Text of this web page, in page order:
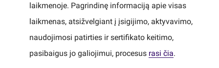
laikmenoje. Pagrindinę informaciją apie visas
laikmenas, atsižvelgiant į įsigijimo, aktyvavimo,
naudojimosi patirties ir sertifikato keitimo,
pasibaigus jo galiojimui, procesus rasi čia.